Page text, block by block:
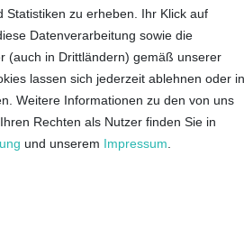
Statistiken zu erheben. Ihr Klick auf
Datenverarbeitung sowie die
(auch in Drittländern) gemäß unserer
lassen sich jederzeit ablehnen oder in
Weitere Informationen zu den von uns
Rechten als Nutzer finden Sie in
und unserem Impressum
Service